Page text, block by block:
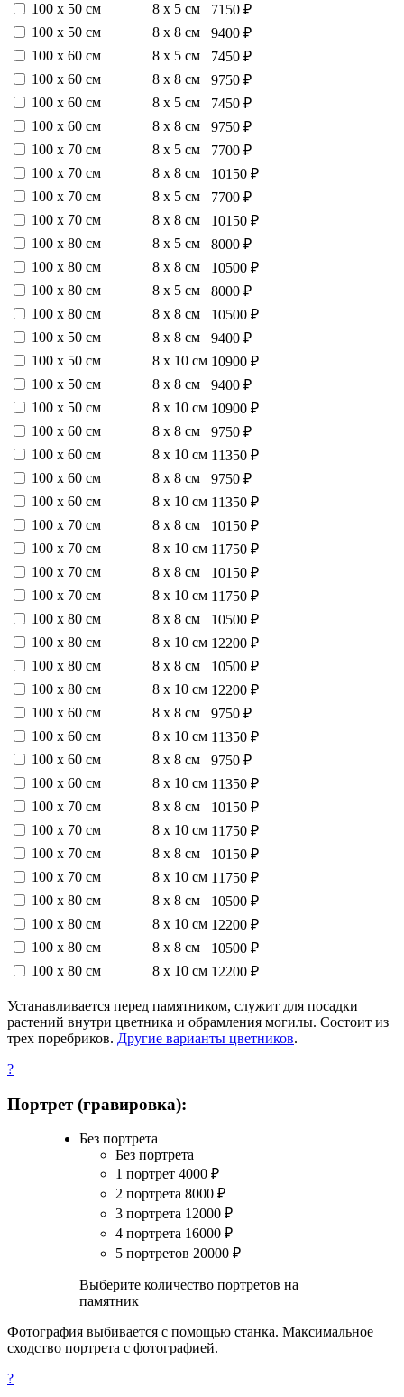
100 х 50 см
8 х 5 см
7150 ₽
100 х 50 см
8 х 8 см
9400 ₽
100 х 60 см
8 х 5 см
7450 ₽
100 х 60 см
8 х 8 см
9750 ₽
100 х 60 см
8 х 5 см
7450 ₽
100 х 60 см
8 х 8 см
9750 ₽
100 х 70 см
8 х 5 см
7700 ₽
100 х 70 см
8 х 8 см
10150 ₽
100 х 70 см
8 х 5 см
7700 ₽
100 х 70 см
8 х 8 см
10150 ₽
100 х 80 см
8 х 5 см
8000 ₽
100 х 80 см
8 х 8 см
10500 ₽
100 х 80 см
8 х 5 см
8000 ₽
100 х 80 см
8 х 8 см
10500 ₽
100 х 50 см
8 х 8 см
9400 ₽
100 х 50 см
8 х 10 см 10900 ₽
100 х 50 см
8 х 8 см
9400 ₽
100 х 50 см
8 х 10 см 10900 ₽
100 х 60 см
8 х 8 см
9750 ₽
100 х 60 см
8 х 10 см 11350 ₽
100 х 60 см
8 х 8 см
9750 ₽
100 х 60 см
8 х 10 см 11350 ₽
100 х 70 см
8 х 8 см
10150 ₽
100 х 70 см
8 х 10 см 11750 ₽
100 х 70 см
8 х 8 см
10150 ₽
100 х 70 см
8 х 10 см 11750 ₽
100 х 80 см
8 х 8 см
10500 ₽
100 х 80 см
8 х 10 см 12200 ₽
100 х 80 см
8 х 8 см
10500 ₽
100 х 80 см
8 х 10 см 12200 ₽
100 х 60 см
8 х 8 см
9750 ₽
100 х 60 см
8 х 10 см 11350 ₽
100 х 60 см
8 х 8 см
9750 ₽
100 х 60 см
8 х 10 см 11350 ₽
100 х 70 см
8 х 8 см
10150 ₽
100 х 70 см
8 х 10 см 11750 ₽
100 х 70 см
8 х 8 см
10150 ₽
100 х 70 см
8 х 10 см 11750 ₽
100 х 80 см
8 х 8 см
10500 ₽
100 х 80 см
8 х 10 см 12200 ₽
100 х 80 см
8 х 8 см
10500 ₽
100 х 80 см
8 х 10 см 12200 ₽
Устанавливается перед памятником, служит для посадки
растений внутри цветника и обрамления могилы. Состоит из
трех поребриков. Другие варианты цветников.
?
Портрет (гравировка):
Без портрета
Без портрета
1 портрет 4000 ₽
2 портрета 8000 ₽
3 портрета 12000 ₽
4 портрета 16000 ₽
5 портретов 20000 ₽
Выберите количество портретов на
памятник
Фотография выбивается с помощью станка. Максимальное
сходство портрета с фотографией.
?